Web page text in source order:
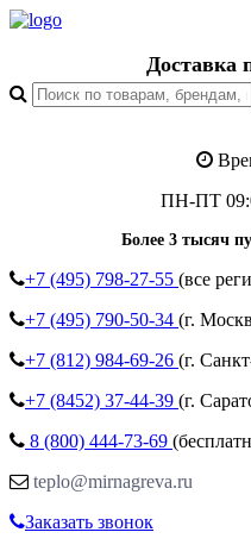
Доставка
ПН-ПТ
Более 3 тысяч
+7 (495) 798-27-55 (все
+7 (495) 790-50-34 (г.
+7 (812) 984-69-26 (г.
+7 (8452) 37-44-39 (г.
8 (800) 444-73-69
teplo@mirnagreva.ru
Заказать звонок